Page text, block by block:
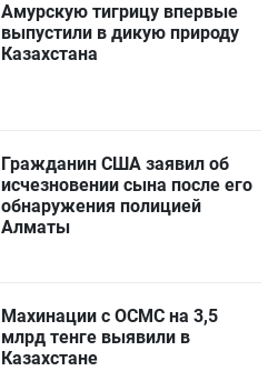
Амурскую тигрицу впервые
выпустили в дикую природу
Казахстана
Гражданин США заявил об
исчезновении сына после его
обнаружения полицией
Алматы
Махинации с ОСМС на 3,5
млрд тенге выявили в
Казахстане